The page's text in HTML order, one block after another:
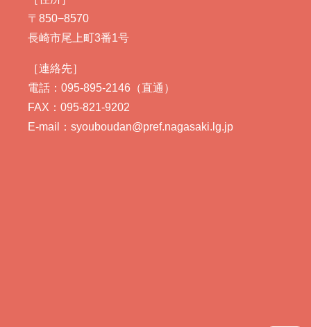
〒850−8570
長崎市尾上町3番1号
［連絡先］
電話：095-895-2146（直通）
FAX：095-821-9202
E-mail：syouboudan@pref.nagasaki.lg.jp